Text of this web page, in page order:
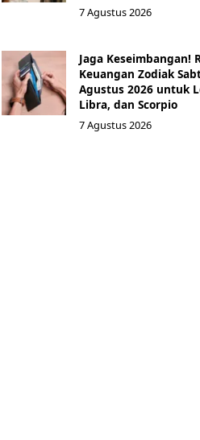
7 Agustus 2026
Jaga Keseimbangan!
Keuangan Zodiak
Agustus 2026 untuk
Libra, dan Scorpio
7 Agustus 2026